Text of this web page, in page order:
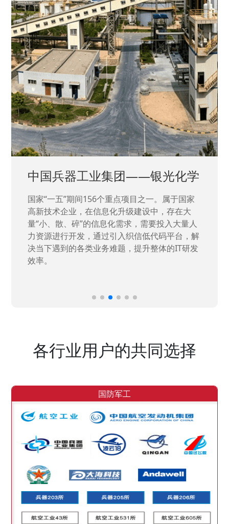
中国兵器工业集团——银光化学
国家“一五”期间156个重点项目之一。属于国家
高新技术企业，在信息化升级建设中，存在大
量“小、散、碎”的信息化需求，需要投入大量人
力资源进行开发，通过引入织信低代码平台，解
决当下遇到的各类业务难题，提升整体的IT研发
效率。
各行业用户的共同选择
国防军工